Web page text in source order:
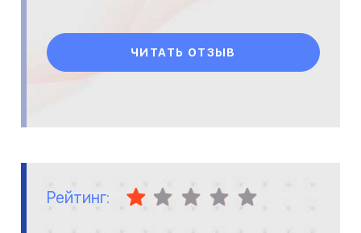
ЧИТАТЬ ОТЗЫВ
Рейтинг: